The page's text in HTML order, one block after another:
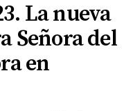
La nueva
Señora del
en